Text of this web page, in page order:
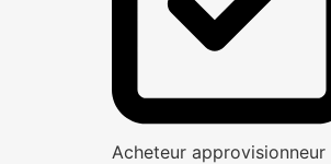
Acheteur approvisionneur